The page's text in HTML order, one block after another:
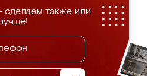
сделаем также или